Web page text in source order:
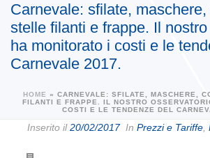
Carnevale: sfilate,
stelle filanti e frappe. Il
ha monitorato i costi e le
Carnevale 2017.
HOME » CARNEVALE: SFILATE, MASCHERE,
FILANTI E FRAPPE. IL NOSTRO
COSTI E LE TENDENZE DEL
Inserito il20/02/2017 In Prezzi e Tariffe